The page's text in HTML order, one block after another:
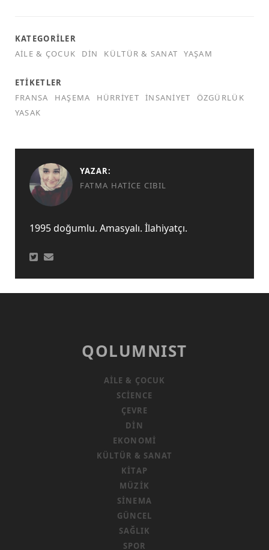
KATEGORILER
AILE & ÇOCUK
DIN KÜLTÜR & SANAT YAŞAM
ETIKETLER
FRANSA
HAŞEMA HÜRRIYET INSANIYET
ÖZGÜRLÜK
YASAK
YAZAR:
FATMA HATICE CIBIL
1995 doğumlu. Amasyalı. İlahiyatçı.
QOLUMNIST
AILE & ÇOCUK
SCIENCE
ÇEVRE
DIN
EKONOMI
KÜLTÜR & SANAT
KITAP
MÜZIK
SINEMA
GÜNCEL
SAĞLIK
SPOR